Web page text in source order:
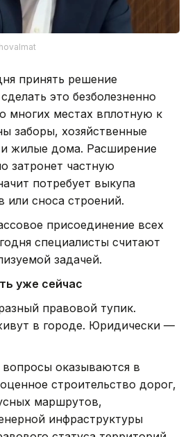
принять решение
это безболезненно
многих местах вплотную к
заборы, хозяйственные
жилые дома. Расширение
затронет частную
потребует выкупа
или сноса строений.
присоединение всех
специалисты считают
задачей.
уже сейчас
правовой тупик.
в городе. Юридически —
вопросы оказываются в
строительство дорог,
маршрутов,
инфраструктуры